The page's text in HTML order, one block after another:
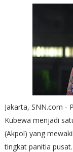
Jakarta, SNN.com -
Kubewa menjadi
(Akpol) yang
tingkat panitia